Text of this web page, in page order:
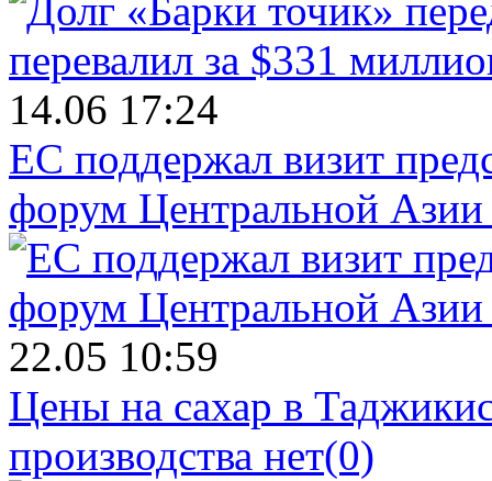
14.06 17:24
ЕС поддержал визит
форум Центральной Азии
22.05 10:59
Цены на сахар в
производства нет(0)